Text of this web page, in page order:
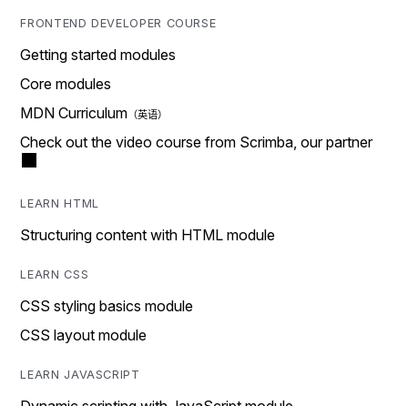
FRONTEND DEVELOPER COURSE
Getting started modules
Core modules
MDN Curriculum
Check out the video course from Scrimba, our partner
LEARN HTML
Structuring content with HTML module
LEARN CSS
CSS styling basics module
CSS layout module
LEARN JAVASCRIPT